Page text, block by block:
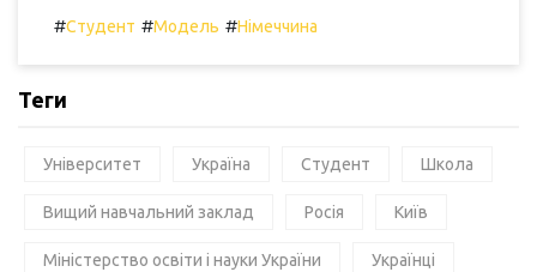
#Студент #Модель #Німеччина
Теги
Університет Україна Студент Школа
Вищий навчальний заклад Росія Київ
Міністерство освіти і науки України Українці